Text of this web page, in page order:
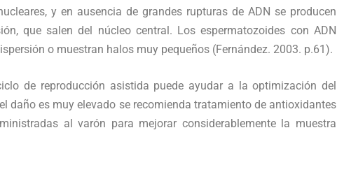
y en ausencia de grandes rupturas de ADN se producen
que salen del núcleo central. Los espermatozoides con ADN
o muestran halos muy pequeños (Fernández. 2003. p.61).
de reproducción asistida puede ayudar a la optimización del
daño es muy elevado se recomienda tratamiento de antioxidantes
al varón para mejorar considerablemente la muestra